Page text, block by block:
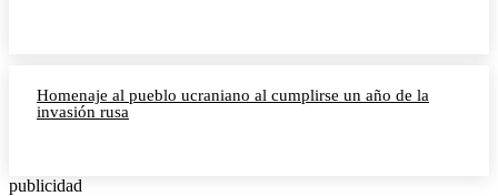
Homenaje al pueblo ucraniano al cumplirse un año de la
invasión rusa
publicidad